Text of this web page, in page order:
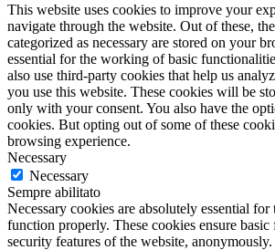
This website uses cookies to improve your
navigate through the website. Out of these,
categorized as necessary are stored on your
essential for the working of basic
also use third-party cookies that help us
you use this website. These cookies will be
only with your consent. You also have the
cookies. But opting out of some of these
browsing experience.
Necessary
Necessary
Sempre abilitato
Necessary cookies are absolutely essential for
function properly. These cookies ensure
security features of the website, anonymously.